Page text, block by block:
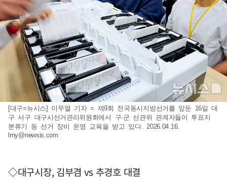
[대구=뉴시스] 이무열 기자 = 제9회 전국동시지방선거를 앞둔 16일 대
구 서구 대구시선거관리위원회에서 구·군 선관위 관계자들이 투표지
분류기 등 선거 장비 운영 교육을 받고 있다. 2026.04.16.
lmy@newsis.com
◇대구시장, 김부겸 vs 추경호 대결